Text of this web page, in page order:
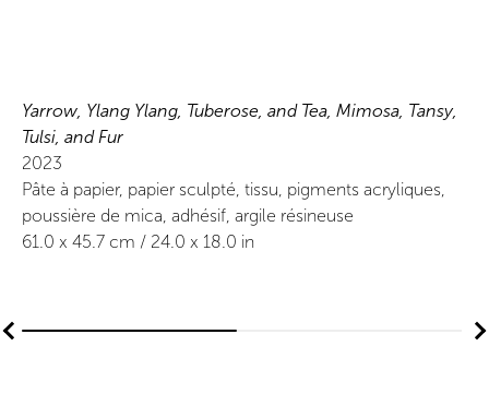
Yarrow, Ylang Ylang, Tuberose, and Tea, Mimosa, Tansy,
Tulsi, and Fur
2023
Pâte à papier, papier sculpté, tissu, pigments acryliques,
poussière de mica, adhésif, argile résineuse
61.0 x 45.7 cm / 24.0 x 18.0 in